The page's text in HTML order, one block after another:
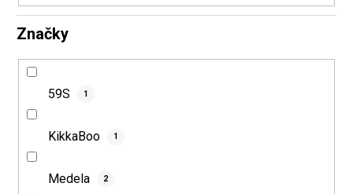
Značky
59S 1
KikkaBoo 1
Medela 2